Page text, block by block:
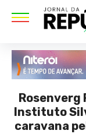
Rosenverg
Instituto
caravana